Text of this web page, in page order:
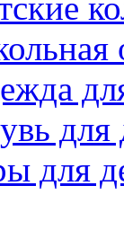
для
для